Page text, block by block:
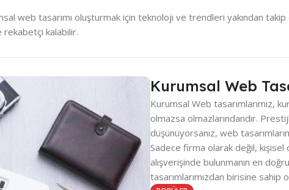
web tasarımı oluşturmak için teknoloji ve trendleri yakından
rekabetçi kalabilir.
Kurumsal Web
Kurumsal Web tasarımlarımız,
olmazsa olmazlarındandır.
düşünüyorsanız, web
Sadece firma olarak değil,
alışverişinde bulunmanın en
tasarımlarımızdan birisine sahip